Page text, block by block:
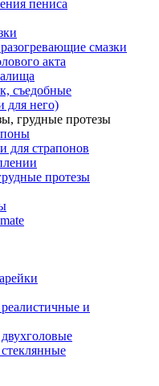
пениса
смазки
акта
съедобные
для него)
грудные протезы
для страпонов
протезы
и